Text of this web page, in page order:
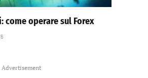
come operare sul Forex
Advertisement